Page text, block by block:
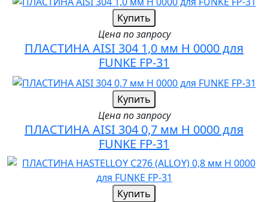
Купить
Цена по запросу
ПЛАСТИНА AISI 304 1,0 мм H 0000 для
FUNKE FP-31
Купить
Цена по запросу
ПЛАСТИНА AISI 304 0,7 мм H 0000 для
FUNKE FP-31
Купить